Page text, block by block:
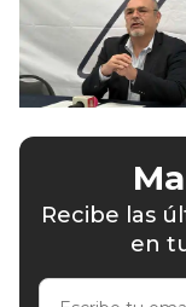
Recibe las
en
Escribe